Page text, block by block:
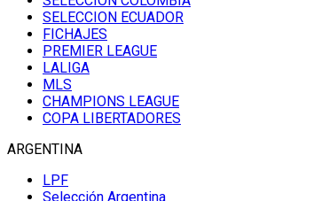
SELECCION ECUADOR
FICHAJES
PREMIER LEAGUE
LALIGA
MLS
CHAMPIONS LEAGUE
COPA LIBERTADORES
ARGENTINA
LPF
Selección Argentina